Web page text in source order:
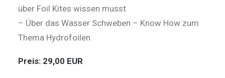
über Foil Kites wissen musst
– Über das Wasser Schweben – Know How zum
Thema Hydrofoilen
Preis: 29,00 EUR